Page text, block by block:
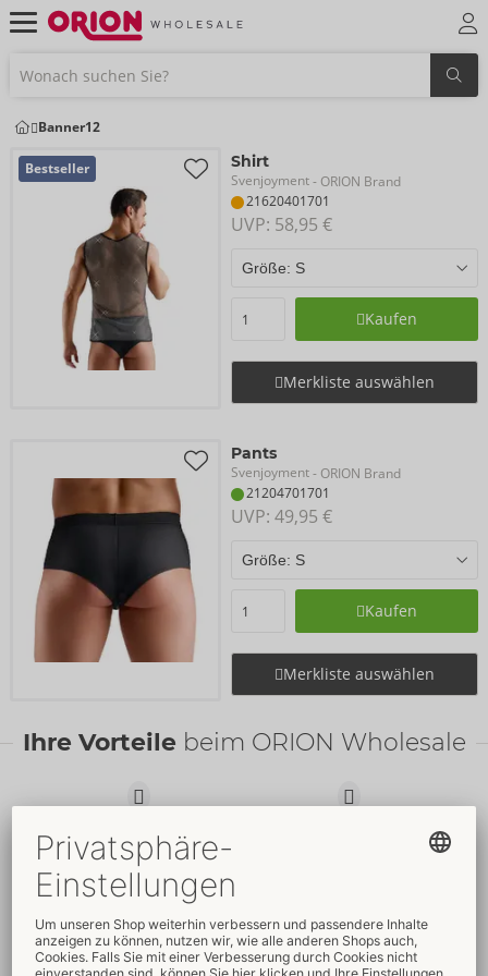
Banner12
Bestseller Shirt
Svenjoyment- ORION Brand
21620401701
UVP: 58,95 €
Kaufen
Merkliste auswählen
Pants
Svenjoyment- ORION Brand
21204701701
UVP: 49,95 €
Kaufen
Merkliste auswählen
Ihre Vorteile beim ORION Wholesale
Verkaufsfördernde
Verpackungen
Schnelleweltweite
NeueTrends